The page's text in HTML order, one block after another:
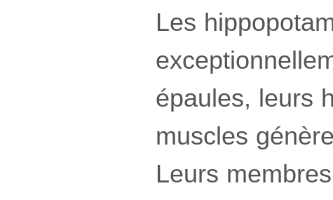
Les
épaules, leurs
muscles
Leurs